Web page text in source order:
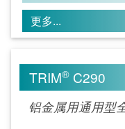
更多...
TRIM® C290
铝金属用通用型